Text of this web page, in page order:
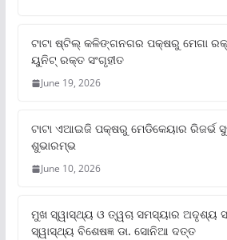
ଟାଟା ଷ୍ଟିଲ୍‌ କଳିଙ୍ଗନଗର ପକ୍ଷରୁ ମେଗା
ୟୁନିଟ୍‌ ରକ୍ତ ସଂଗୃହୀତ
June 19, 2026
ଟାଟା ଏଆଇଜି ପକ୍ଷରୁ ମେଡିକେୟାର ରିଜର୍ଭ
ଶୁଭାରମ୍ଭ
June 10, 2026
ମୁଖ ସ୍ୱାସ୍ଥ୍ୟ ଓ ତ୍ୱଚା ସମସ୍ୟାର ଅଦୃଶ୍ୟ
ସ୍ୱାସ୍ଥ୍ୟ ବିଶେଷଜ୍ଞ ଡା. ସୋନିଆ ଦତ୍ତ